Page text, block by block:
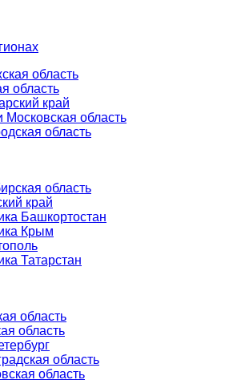
область
область
край
Московская область
область
область
край
Башкортостан
Крым
Татарстан
область
область
область
область